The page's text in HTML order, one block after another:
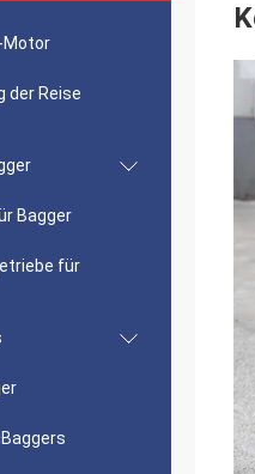
Motor
der Reise
Bagger
für